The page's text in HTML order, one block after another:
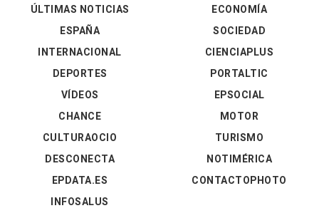
ÚLTIMAS NOTICIAS
ESPAÑA
INTERNACIONAL
DEPORTES
VÍDEOS
ECONOMÍA
SOCIEDAD
CIENCIAPLUS
PORTALTIC
EPSOCIAL
CHANCE
CULTURAOCIO
DESCONECTA
EPDATA.ES
INFOSALUS
MOTOR
TURISMO
NOTIMÉRICA
CONTACTOPHOTO